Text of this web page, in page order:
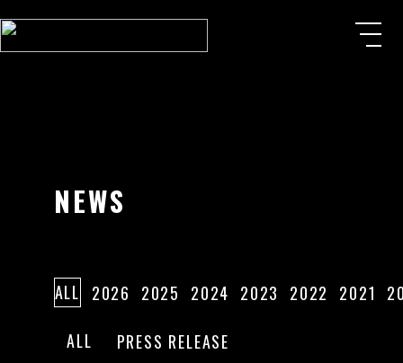
NEWS
ALL 2026 2025 2024 2023 2022 2021
ALL
PRESS RELEASE